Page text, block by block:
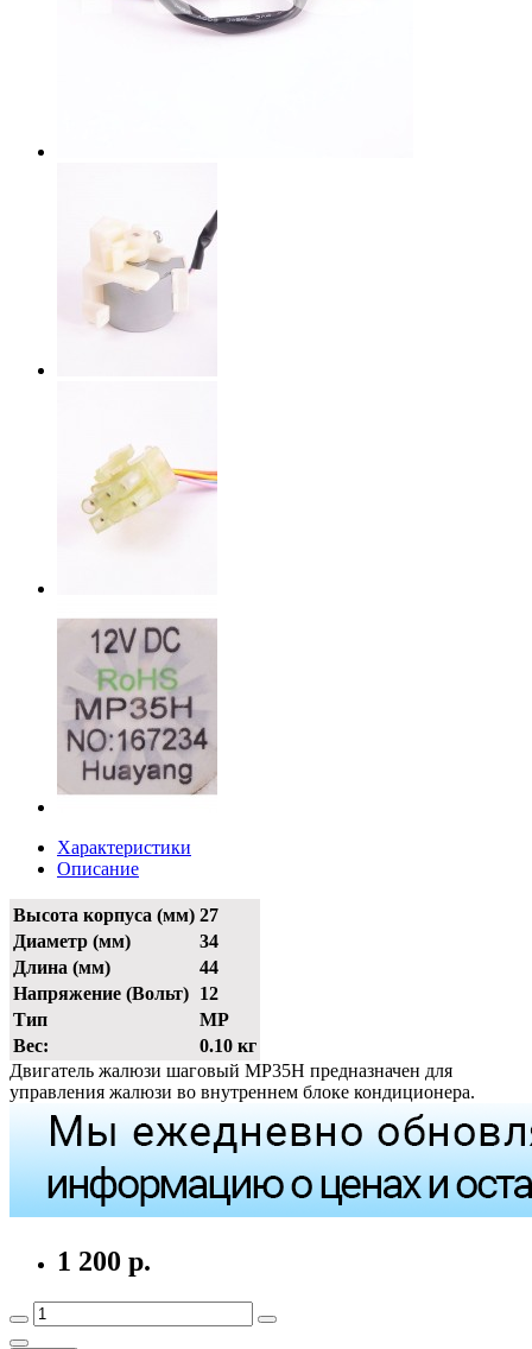
Характеристики
Описание
Высота корпуса (мм) 27
Диаметр (мм)
34
Длина (мм)
44
Напряжение (Вольт) 12
Тип
MP
Вес:
0.10 кг
Двигатель жалюзи шаговый MP35H предназначен для
управления жалюзи во внутреннем блоке кондиционера.
1 200 р.